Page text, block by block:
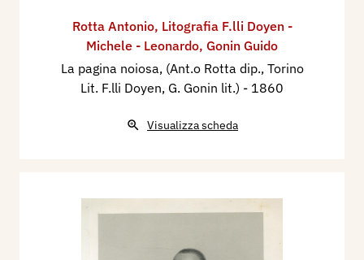
Rotta Antonio, Litografia F.lli Doyen -
Michele - Leonardo, Gonin Guido
La pagina noiosa, (Ant.o Rotta dip., Torino
Lit. F.lli Doyen, G. Gonin lit.) - 1860
Visualizza scheda